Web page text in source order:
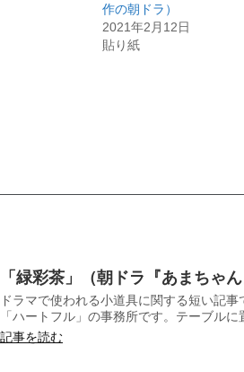
作の朝ドラ）
2021年2月12日
貼り紙
「緑彩茶」（朝ドラ『あまちゃん
ドラマで使われる小道具に関する短い記
「ハートフル」の事務所です。テーブル
記事を読む